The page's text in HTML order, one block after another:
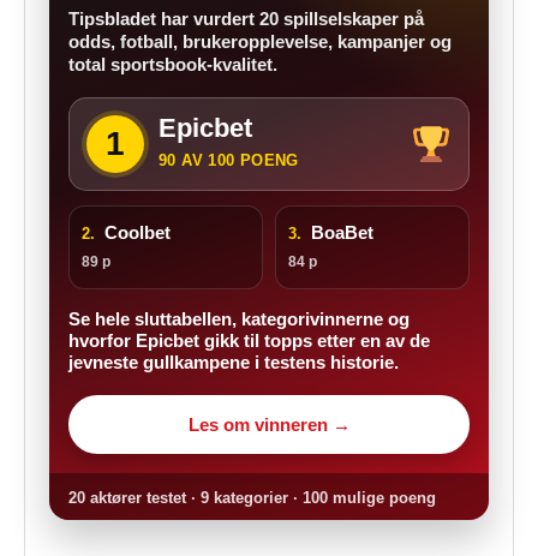
Tipsbladet har vurdert 20 spillselskaper på
odds, fotball, brukeropplevelse, kampanjer og
total sportsbook-kvalitet.
1 Epicbet
90 AV 100 POENG
2. Coolbet
89 p
3. BoaBet
84 p
Se hele sluttabellen, kategorivinnerne og
hvorfor Epicbet gikk til topps etter en av de
jevneste gullkampene i testens historie.
Les om vinneren →
20 aktører testet · 9 kategorier · 100 mulige poeng